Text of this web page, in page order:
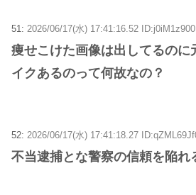
51: 2026/06/17(水) 17:41:16.52 ID:j0iM1z900
痩せこけた画像は出してるのに
イクあるのって何故なの？
52: 2026/06/17(水) 17:41:18.27
不当逮捕とな警察の信頼を陥れ